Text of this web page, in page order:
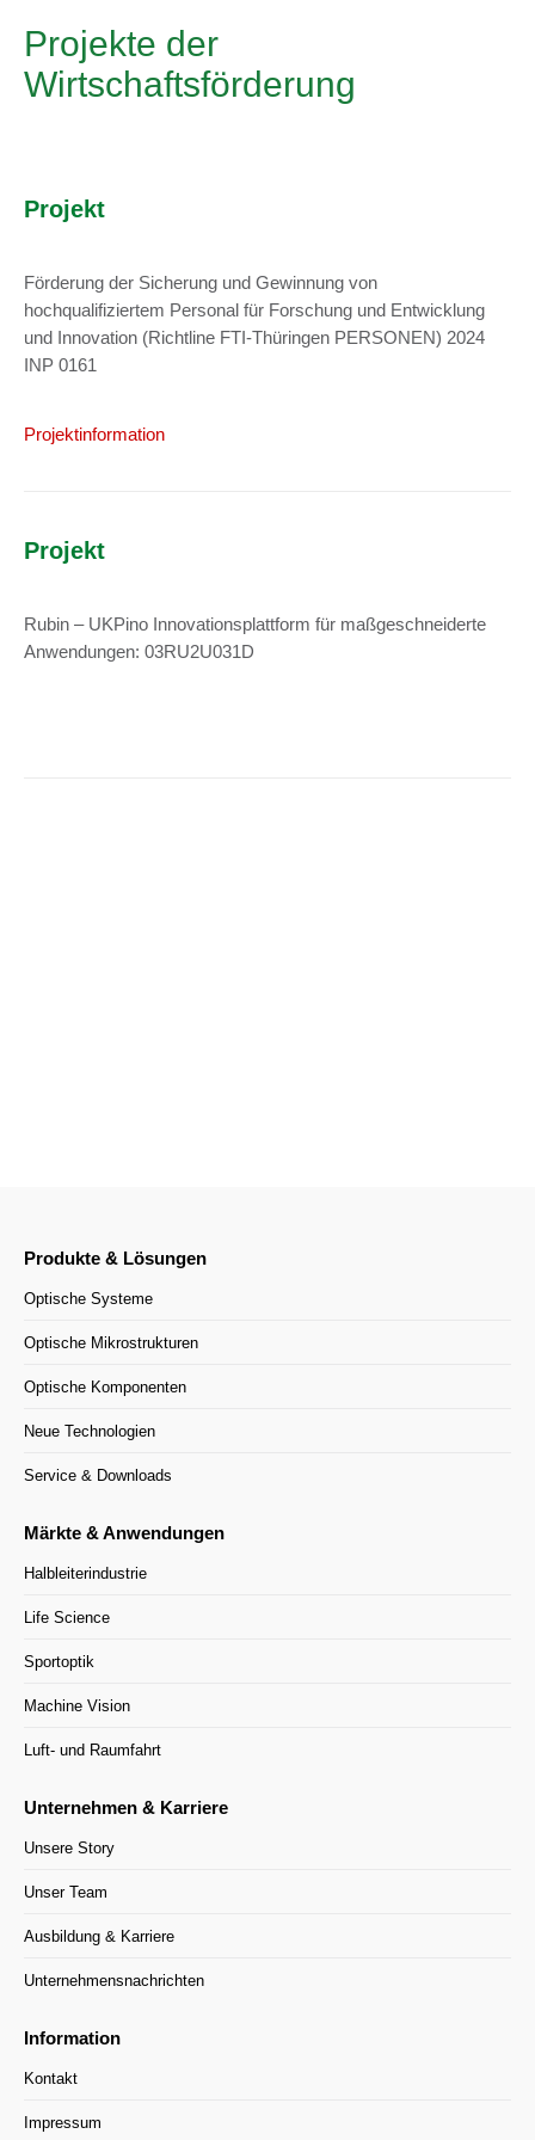
Projekte der
Wirtschaftsförderung
Projekt
Förderung der Sicherung und Gewinnung von
hochqualifiziertem Personal für Forschung und Entwicklung
und Innovation (Richtline FTI-Thüringen PERSONEN) 2024
INP 0161
Projektinformation
Projekt
Rubin – UKPino Innovationsplattform für maßgeschneiderte
Anwendungen: 03RU2U031D
Produkte & Lösungen
Optische Systeme
Optische Mikrostrukturen
Optische Komponenten
Neue Technologien
Service & Downloads
Märkte & Anwendungen
Halbleiterindustrie
Life Science
Sportoptik
Machine Vision
Luft- und Raumfahrt
Unternehmen & Karriere
Unsere Story
Unser Team
Ausbildung & Karriere
Unternehmensnachrichten
Information
Kontakt
Impressum